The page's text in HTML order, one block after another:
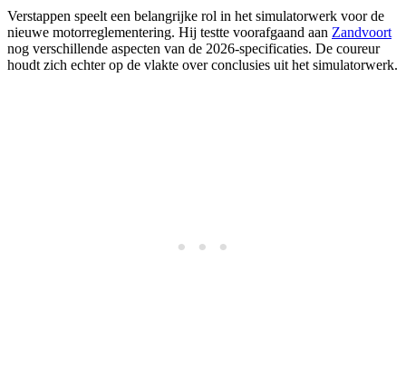
Verstappen speelt een belangrijke rol in het simulatorwerk voor de
nieuwe motorreglementering. Hij testte voorafgaand aan Zandvoort
nog verschillende aspecten van de 2026-specificaties. De coureur
houdt zich echter op de vlakte over conclusies uit het simulatorwerk.